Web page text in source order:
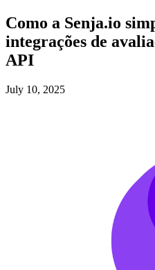
Como a Senja.io
integrações de
API
July 10, 2025